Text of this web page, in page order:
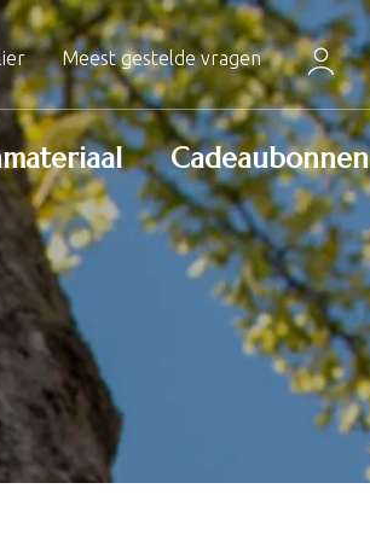
Meest gestelde vragen
Cadeaubonnen